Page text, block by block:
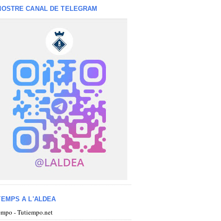
CANAL DE TELEGRAM
A L'ALDEA
- Tutiempo.net